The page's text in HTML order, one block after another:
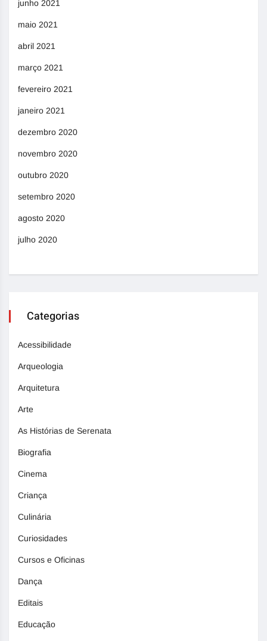
junho 2021
maio 2021
abril 2021
março 2021
fevereiro 2021
janeiro 2021
dezembro 2020
novembro 2020
outubro 2020
setembro 2020
agosto 2020
julho 2020
Categorias
Acessibilidade
Arqueologia
Arquitetura
Arte
As Histórias de Serenata
Biografia
Cinema
Criança
Culinária
Curiosidades
Cursos e Oficinas
Dança
Editais
Educação